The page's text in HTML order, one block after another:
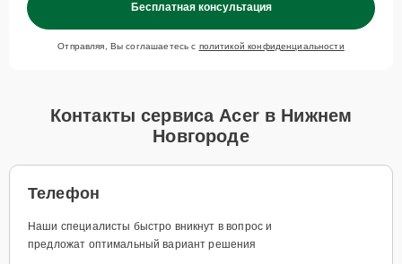
Бесплатная консультация
Отправляя, Вы соглашаетесь с политикой конфиденциальности
Контакты сервиса Acer в Нижнем
Новгороде
Телефон
Наши специалисты быстро вникнут в вопрос и
предложат оптимальный вариант решения